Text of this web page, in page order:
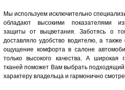
Мы используем исключительно
обладают высокими показателями
защиты от выцветания. Заботясь о
доставляло удобство водителю, а
ощущение комфорта в салоне
только высокого качества. А широкая
тканей поможет Вам выбрать подходящий
характеру владельца и гармонично